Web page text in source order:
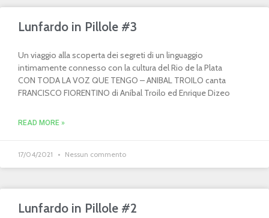
Lunfardo in Pillole #3
Un viaggio alla scoperta dei segreti di un linguaggio
intimamente connesso con la cultura del Rio de la Plata
CON TODA LA VOZ QUE TENGO – ANIBAL TROILO canta
FRANCISCO FIORENTINO di Aníbal Troilo ed Enrique Dizeo
READ MORE »
17/04/2021 Nessun commento
Lunfardo in Pillole #2